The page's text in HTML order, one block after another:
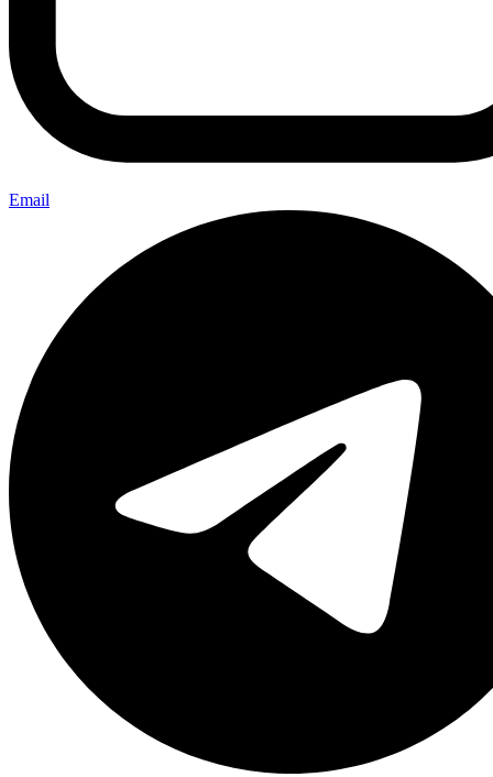
Email